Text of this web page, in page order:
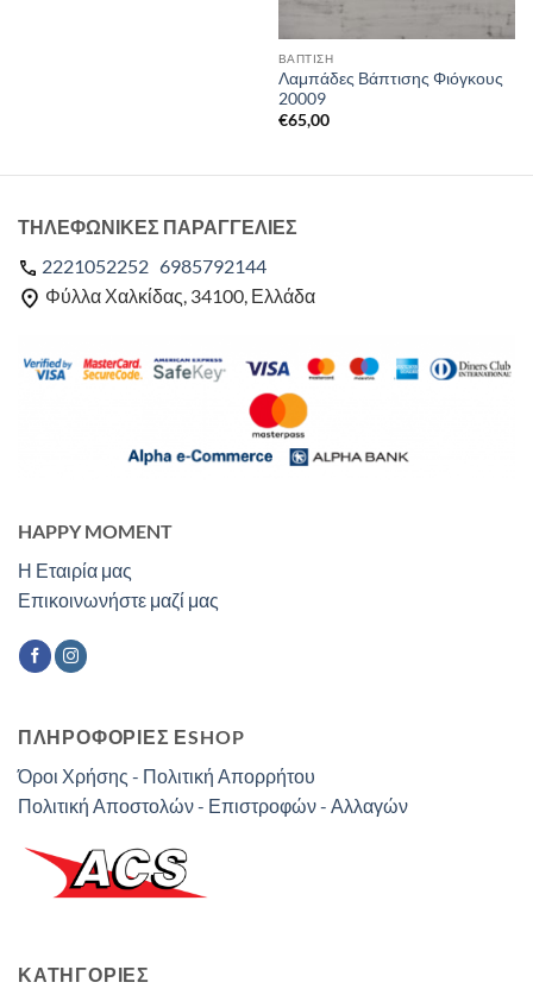
ΒΑΠΤΙΣΗ
Λαμπάδες Βάπτισης Φιόγκους
20009
€65,00
HAPPY MOMENT
Η Εταιρία μας
Επικοινωνήστε μαζί μας
ΠΛΗΡΟΦΟΡΙΕΣ ΕSHOP
Όροι Χρήσης - Πολιτική Απορρήτου
Πολιτική Αποστολών - Επιστροφών - Αλλαγών
ΤΗΛΕΦΩΝΙΚΕΣ ΠΑΡΑΓΓΕΛΙΕΣ
2221052252 6985792144
Φύλλα Χαλκίδας, 34100, Ελλάδα
ΚΑΤΗΓΟΡΊΕΣ